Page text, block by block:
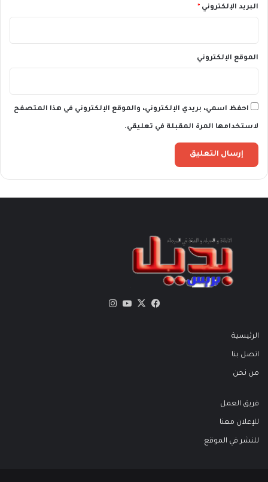
البريد الإلكتروني *
الموقع الإلكتروني
احفظ اسمي، بريدي الإلكتروني، والموقع الإلكتروني في هذا المتصفح
لاستخدامها المرة المقبلة في تعليقي.
فيسبوك
X يوتيوب
الرئيسية
اتصل بنا
من نحن
فريق العمل
للإعلان معنا
للنشر في الموقع